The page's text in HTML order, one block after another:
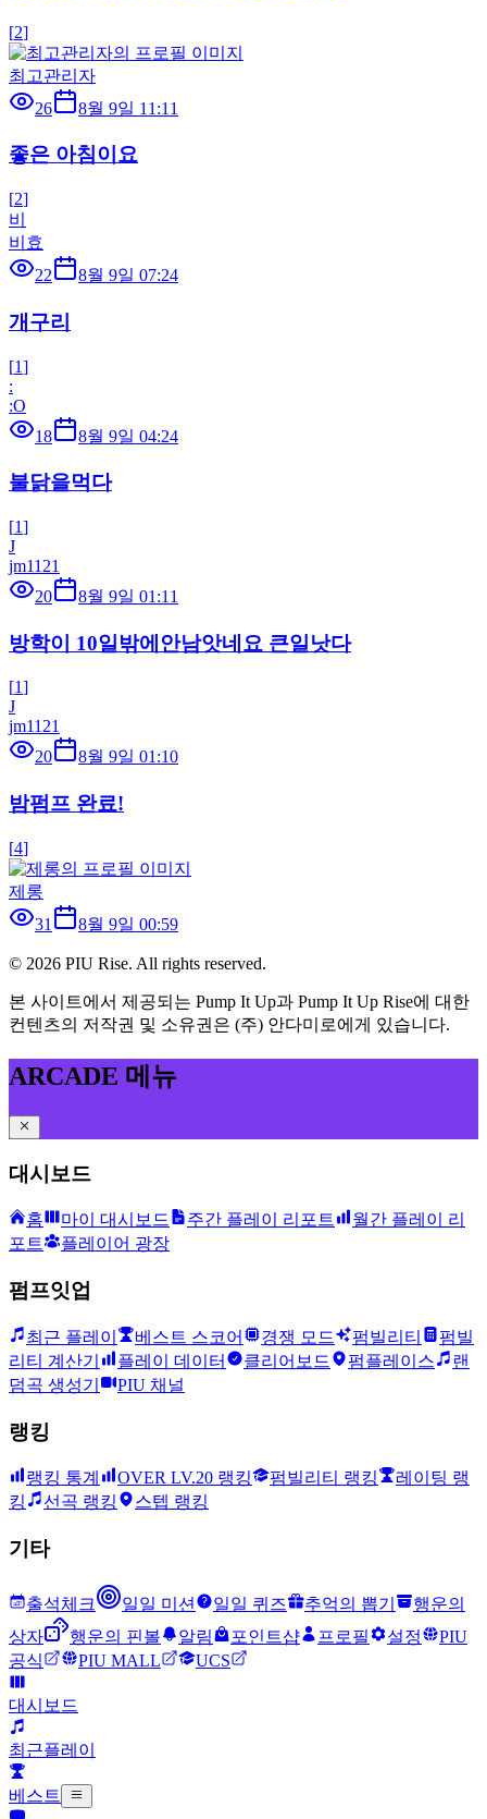
[2]
최고관리자
26
8월 9일 11:11
좋은 아침이요
[2]
비
비효
22
8월 9일 07:24
개구리
[1]
:
:O
18
8월 9일 04:24
불닭을먹다
[1]
J
jm1121
20
8월 9일 01:11
방학이 10일밖에안남앗네요 큰일낫다
[1]
J
jm1121
20
8월 9일 01:10
밤펌프 완료!
[4]
제롱
31
8월 9일 00:59
© 2026 PIU Rise. All rights reserved.
본 사이트에서 제공되는 Pump It Up과 Pump It Up Rise에 대한
컨텐츠의 저작권 및 소유권은 (주) 안다미로에게 있습니다.
ARCADE 메뉴
대시보드
홈 마이 대시보드 주간 플레이 리포트
월간 플레이 리
포트
플레이어 광장
펌프잇업
최근 플레이 베스트 스코어 경쟁 모드 펌빌리티
펌빌
리티 계산기
플레이 데이터 클리어보드 펌플레이스
랜
덤곡 생성기
PIU 채널
랭킹
랭킹 통계 OVER LV.20 랭킹 펌빌리티 랭킹
레이팅 랭
킹
선곡 랭킹 스텝 랭킹
기타
출석체크 일일 미션 일일 퀴즈 추억의 뽑기
행운의
상자
행운의 핀볼 알림 포인트샵 프로필 설정
PIU
공식
PIU MALL UCS
대시보드
최근플레이
베스트